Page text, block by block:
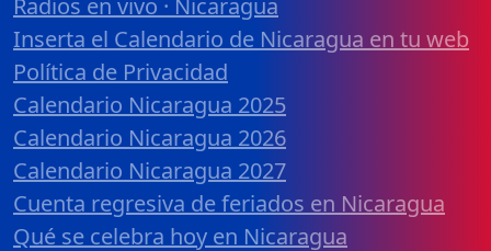
Radios en vivo · Nicaragua
Inserta el Calendario de Nicaragua en tu web
Política de Privacidad
Calendario Nicaragua 2025
Calendario Nicaragua 2026
Calendario Nicaragua 2027
Cuenta regresiva de feriados en Nicaragua
Qué se celebra hoy en Nicaragua